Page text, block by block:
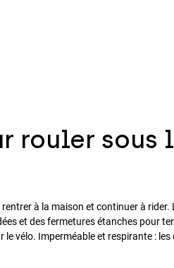
rouler sous
à la maison et continuer à rider.
et des fermetures étanches pour
vélo. Imperméable et respirante : les